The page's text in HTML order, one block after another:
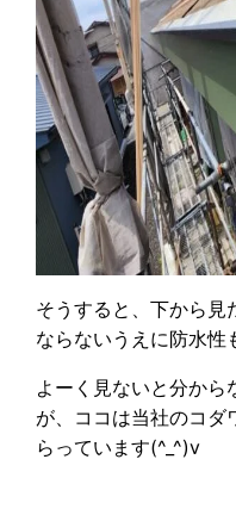
そうすると、下から見
ならないうえに防水性
よーく見ないと分から
が、ココは当社のコダ
らっています(^_^)v